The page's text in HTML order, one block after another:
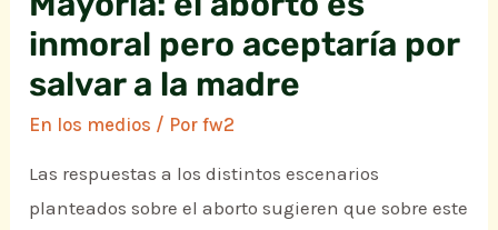
inmoral pero aceptaría por
salvar a la madre
En los medios / Porfw2
Las respuestas a los distintos escenarios
planteados sobre el aborto sugieren que sobre este